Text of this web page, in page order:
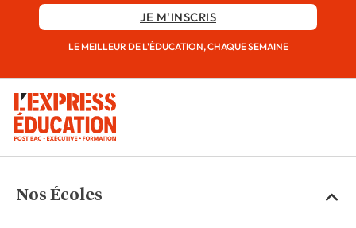
JE M'INSCRIS
LE MEILLEUR DE L'ÉDUCATION, CHAQUE SEMAINE
Nos Écoles